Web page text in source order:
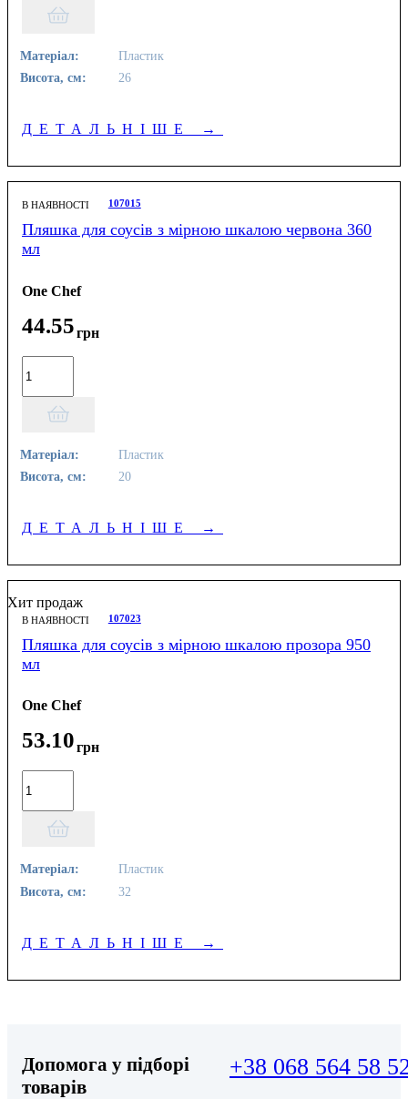
Матеріал:
Пластик
Висота, см:
26
ДЕТАЛЬНІШЕ →
В НАЯВНОСТІ 107015
Пляшка для соусів з мірною шкалою червона 360
мл
One Chef
44.55грн
Матеріал:
Пластик
Висота, см:
20
ДЕТАЛЬНІШЕ →
Хит продаж
В НАЯВНОСТІ 107023
Пляшка для соусів з мірною шкалою прозора 950
мл
One Chef
53.10грн
Матеріал:
Пластик
Висота, см:
32
ДЕТАЛЬНІШЕ →
Допомога у підборі
товарів
+38 068 564 58